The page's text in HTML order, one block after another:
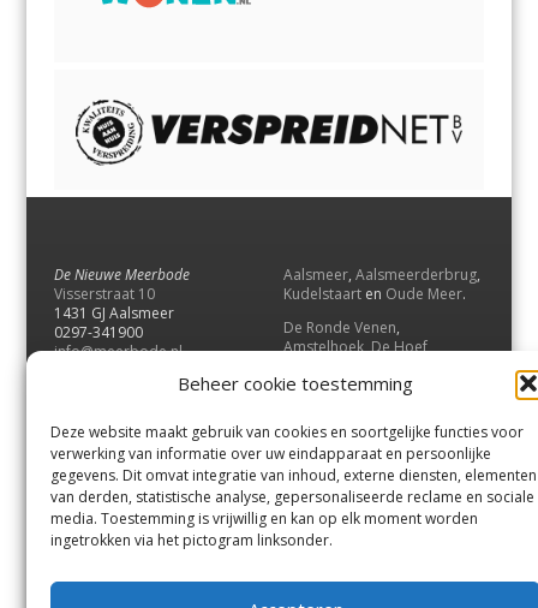
Beheer cookie toestemming
Deze website maakt gebruik van cookies en soortgelijke functies voor
verwerking van informatie over uw eindapparaat en persoonlijke
gegevens. Dit omvat integratie van inhoud, externe diensten, elementen
van derden, statistische analyse, gepersonaliseerde reclame en sociale
media. Toestemming is vrijwillig en kan op elk moment worden
ingetrokken via het pictogram linksonder.
De Nieuwe Meerbode
Visserstraat 10
1431 GJ Aalsmeer
0297-341900
info@meerbode.nl
Aalsmeer, Aalsmeerderbrug,
Kudelstaart en Oude Meer.
De Ronde Venen,
Amstelhoek,De Hoef,
Vrouwenakker,Waverveen
UithoornenDe Kwakel.
Contact
Andere uitgaven
Bezorgklacht
Vacatures
Voorwaarden